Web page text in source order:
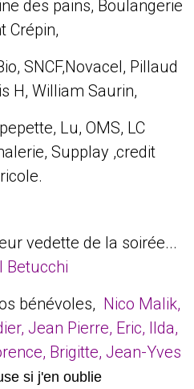
des pains, Boulangerie
Crépin,
SNCF,Novacel, Pillaud
H, William Saurin,
Lu, OMS, LC
Supplay ,credit
vedette de la soirée...
Betucchi
bénévoles, Nico Malik,
Jean Pierre, Eric, Ilda,
Brigitte, Jean-Yves
si j'en oublie